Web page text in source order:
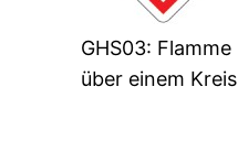
GHS03: Flamme
über einem Kreis